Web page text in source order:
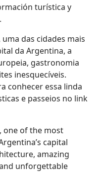
turística y
das cidades mais
da Argentina, a
gastronomia
inesquecíveis.
conhecer essa linda
e passeios no link
one of the most
capital
amazing
unforgettable